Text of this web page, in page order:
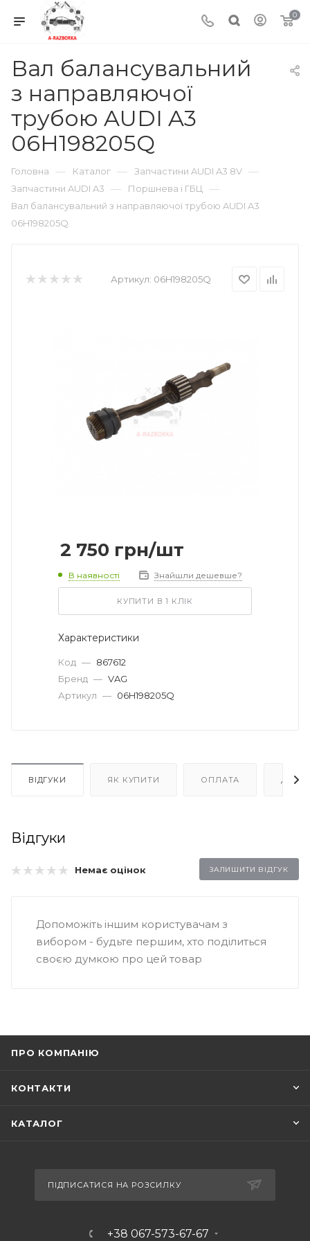
0
Вал балансувальний
з направляючої
трубою AUDI A3
06H198205Q
Головна — Каталог — Запчастини AUDI A3 8V —
Запчастини AUDI A3 — Поршнева і ГБЦ —
Вал балансувальний з направляючої трубою AUDI A3
06H198205Q
Артикул: 06H198205Q
2 750 грн/шт
В наявності Знайшли дешевше?
КУПИТИ В 1 КЛІК
Характеристики
Код — 867612
Бренд — VAG
Артикул — 06H198205Q
ВІДГУКИ ЯК КУПИТИ ОПЛАТА
Відгуки
Немає оцінок ЗАЛИШИТИ ВІДГУК
Допоможіть іншим користувачам з
вибором - будьте першим, хто поділиться
своєю думкою про цей товар
ПРО КОМПАНІЮ
КОНТАКТИ
КАТАЛОГ
ПІДПИСАТИСЯ НА РОЗСИЛКУ
+38 067-573-67-67